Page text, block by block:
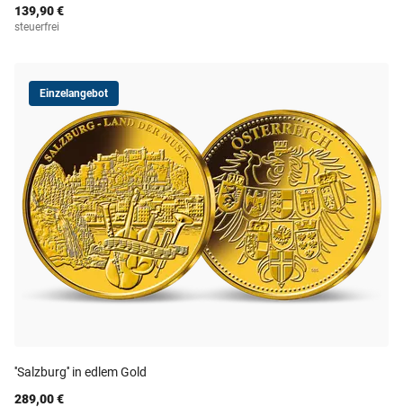
139,90 €
steuerfrei
Einzelangebot
''Salzburg'' in edlem Gold
289,00 €